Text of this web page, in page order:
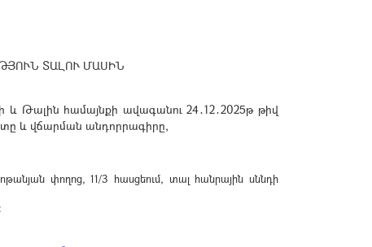
ՏԱԼՈՒ ՄԱՍԻՆ
Թալին համայնքի ավագանու 24․12․2025թ թիվ
և վճարման անդորրագիրը,
փողոց, 11/3 հասցեում, տալ հանրային սննդի